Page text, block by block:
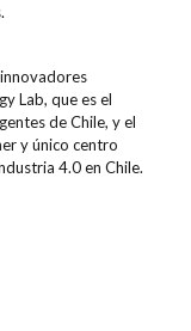
Lab, que es el
de Chile, y el
y único centro
4.0 en Chile.